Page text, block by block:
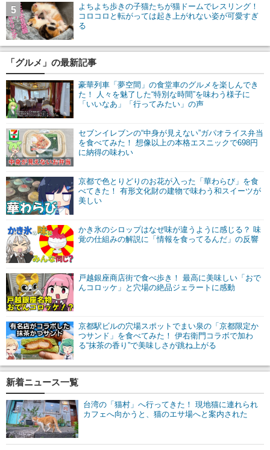
よちよち歩きの子猫たちが猫ドームでレスリング！
コロコロと転がっては起き上がれない姿が可愛すぎ
る
5
「グルメ」の最新記事
豪華列車「夢空間」の食堂車のグルメを楽しんでき
た！ 人々を魅了した“特別な時間”を味わう様子に
「いいなあ」「行ってみたい」の声
セブンイレブンの“中身が見えない”ガパオライス弁当
を食べてみた！ 想像以上の本格エスニックで698円
に納得の味わい
京都で色とりどりのお花が入った「華わらび」を食
べてきた！ 有形文化財の建物で味わう和スイーツが
美しい
かき氷のシロップはなぜ味が違うように感じる？ 味
覚の仕組みの解説に「情報を食ってるんだ」の反響
戸越銀座商店街で食べ歩き！ 最高に美味しい「おで
んコロッケ」と穴場の絶品ジェラートに感動
京都駅ビルの穴場スポットでまい泉の「京都限定か
つサンド」を食べてみた！ 伊右衛門コラボで加わ
る“抹茶の香り”で美味しさが跳ね上がる
新着ニュース一覧
台湾の「猫村」へ行ってきた！ 現地猫に連れられ
カフェへ向かうと、猫のエサ場へと案内された